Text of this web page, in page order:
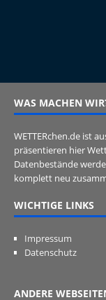
WAS MACHEN
WETTERchen.de ist
präsentieren hier
Datenbestände
komplett neu
WICHTIGE LINKS
Impressum
Datenschutz
ANDERE